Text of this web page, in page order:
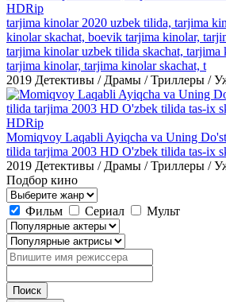
HDRip
tarjima kinolar 2020 uzbek tilida, tarjima
kinolar skachat, boevik tarjima kinolar,
tarjima kinolar uzbek tilida skachat, tarjima
tarjima kinolar, tarjima kinolar skachat, t
2019 Детективы / Драмы / Триллеры /
HDRip
Momiqvoy Laqabli Ayiqcha va Uning
tilida tarjima 2003 HD O'zbek tilida tas-ix
2019 Детективы / Драмы / Триллеры /
Подбор кино
Фильм Сериал Мульт